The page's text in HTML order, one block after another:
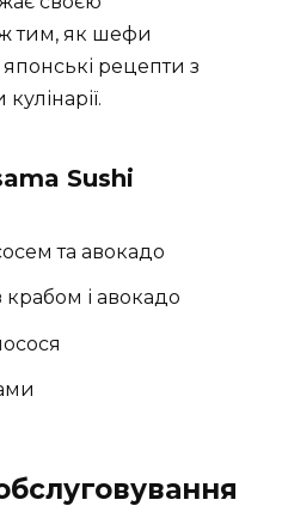
тим, як шефи
рецепти з
Sushi
та авокадо
крабом і авокадо